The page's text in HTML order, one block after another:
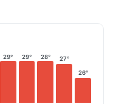
29° 29° 28° 27°
26°